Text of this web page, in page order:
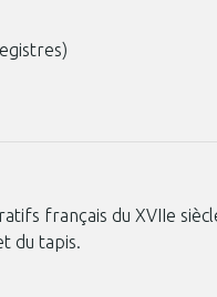
français du XVIIe
du tapis.